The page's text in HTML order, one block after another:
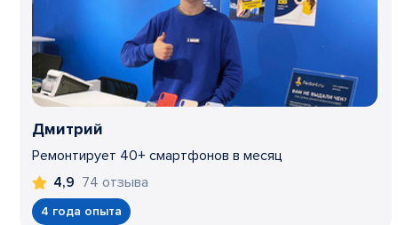
Дмитрий
Ремонтирует 40+ смартфонов в месяц
4,9 74 отзыва
4 года опыта